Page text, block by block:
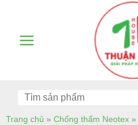
contentMenu
Trang chủ » Chống thấm Neotex »